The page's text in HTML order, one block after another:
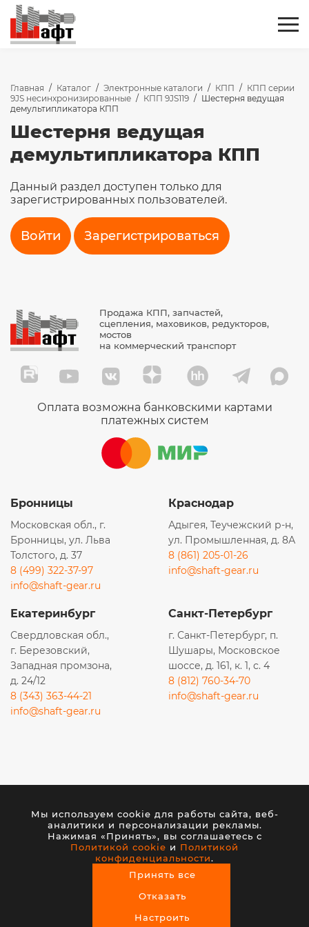
Главная / Каталог / Электронные каталоги / КПП / КПП серии
9JS несинхронизированные / КПП 9JS119 / Шестерня ведущая
демультипликатора КПП
Шестерня ведущая
демультипликатора КПП
Данный раздел доступен только для
зарегистрированных пользователей.
Войти Зарегистрироваться
Мы используем cookie для работы сайта, веб-
аналитики и персонализации рекламы.
Нажимая «Принять», вы соглашаетесь с
Политикой cookie и Политикой
конфиденциальности.
Принять все
Отказать
Настроить
Продажа КПП, запчастей,
сцепления, маховиков, редукторов,
мостов
на коммерческий транспорт
Оплата возможна банковскими картами
платежных систем
Бронницы
Московская обл., г.
Бронницы, ул. Льва
Толстого, д. 37
8 (499) 322-37-97
info@shaft-gear.ru
Краснодар
Адыгея, Теучежский р-н,
ул. Промышленная, д. 8А
8 (861) 205-01-26
info@shaft-gear.ru
Екатеринбург
Свердловская обл.,
г. Березовский,
Западная промзона,
д. 24/12
8 (343) 363-44-21
info@shaft-gear.ru
Санкт-Петербург
г. Санкт-Петербург, п.
Шушары, Московское
шоссе, д. 161, к. 1, с. 4
8 (812) 760-34-70
info@shaft-gear.ru
каких условиях не является публичной офертой,
определяемой положениями статьи 437 (2) ГК РФ.
© 2026 ООО «ШАФТ». Все права защищены.